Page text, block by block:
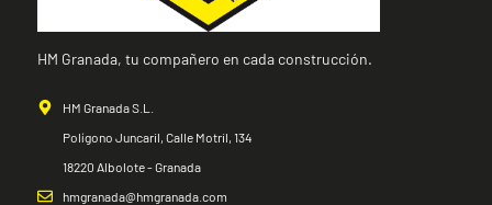
HM Granada, tu compañero en cada construcción.
HM Granada S.L.
Polígono Juncaril, Calle Motril, 134
18220 Albolote - Granada
hmgranada@hmgranada.com